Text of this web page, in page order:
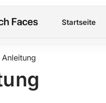
Startseite
Anleitung